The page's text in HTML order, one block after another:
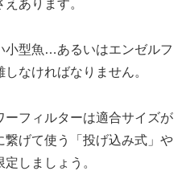
あります。
小型魚…あるいはエンゼルフ
なければなりません。
ーフィルターは適合サイズが
げて使う「投げ込み式」や
しましょう。